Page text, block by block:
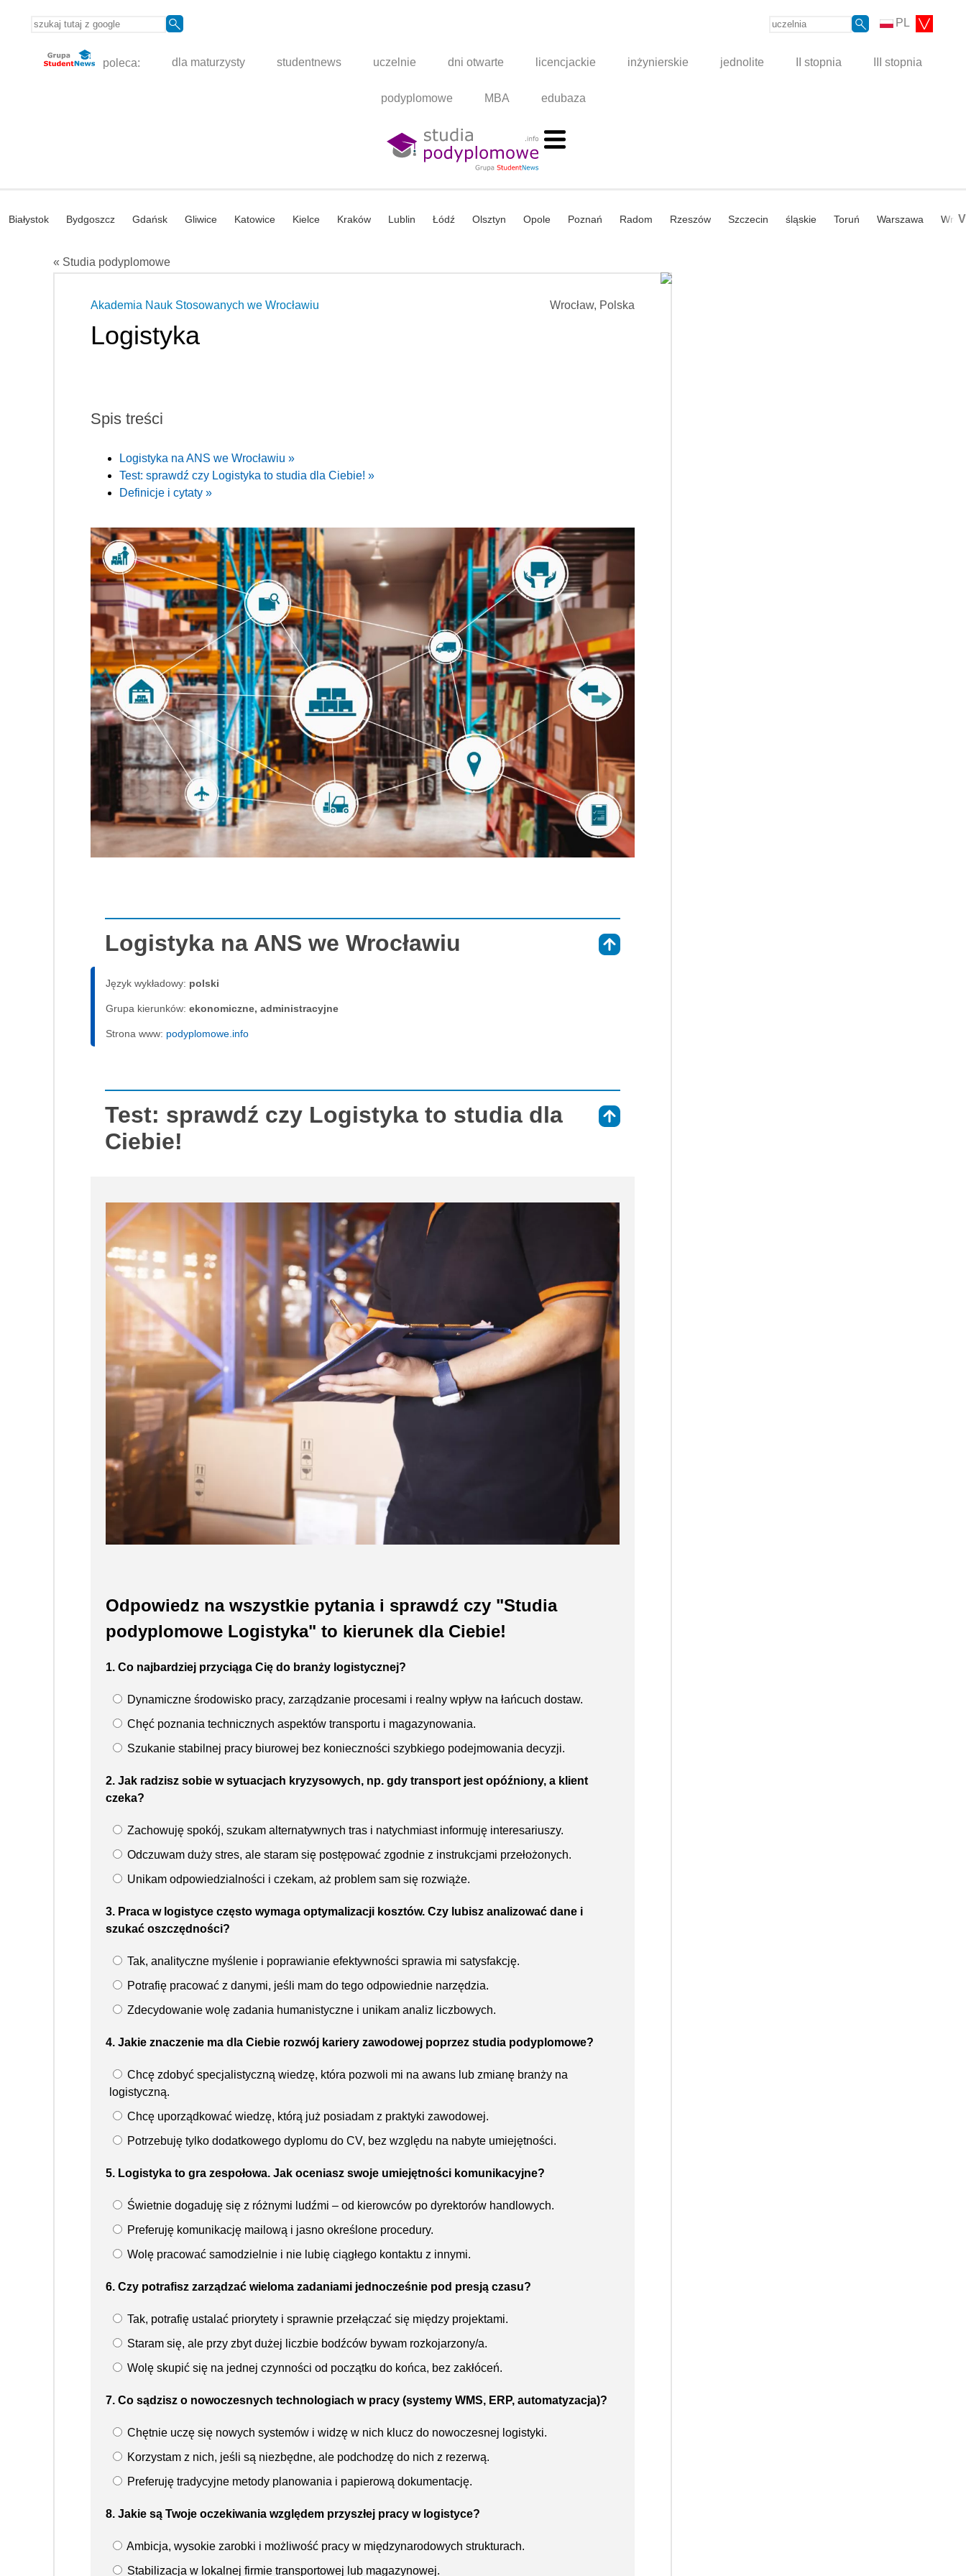
PL
poleca: dla maturzysty studentnews uczelnie dni otwarte licencjackie inżynierskie jednolite II stopnia III stopnia
podyplomowe MBA edubaza
Białystok Bydgoszcz Gdańsk Gliwice Katowice Kielce Kraków Lublin Łódź Olsztyn Opole Poznań Radom Rzeszów Szczecin śląskie Toruń Warszawa V
« Studia podyplomowe
Wrocław, Polska
Akademia Nauk Stosowanych we Wrocławiu
Logistyka
Spis treści
Logistyka na ANS we Wrocławiu »
Test: sprawdź czy Logistyka to studia dla Ciebie! »
Definicje i cytaty »
Logistyka na ANS we Wrocławiu
Język wykładowy: polski
Grupa kierunków: ekonomiczne, administracyjne
Strona www: podyplomowe.info
Test: sprawdź czy Logistyka to studia dla
Ciebie!
Odpowiedz na wszystkie pytania i sprawdź czy "Studia
podyplomowe Logistyka" to kierunek dla Ciebie!
1. Co najbardziej przyciąga Cię do branży logistycznej?
Dynamiczne środowisko pracy, zarządzanie procesami i realny wpływ na łańcuch dostaw.
Chęć poznania technicznych aspektów transportu i magazynowania.
Szukanie stabilnej pracy biurowej bez konieczności szybkiego podejmowania decyzji.
2. Jak radzisz sobie w sytuacjach kryzysowych, np. gdy transport jest opóźniony, a klient
czeka?
Zachowuję spokój, szukam alternatywnych tras i natychmiast informuję interesariuszy.
Odczuwam duży stres, ale staram się postępować zgodnie z instrukcjami przełożonych.
Unikam odpowiedzialności i czekam, aż problem sam się rozwiąże.
3. Praca w logistyce często wymaga optymalizacji kosztów. Czy lubisz analizować dane i
szukać oszczędności?
Tak, analityczne myślenie i poprawianie efektywności sprawia mi satysfakcję.
Potrafię pracować z danymi, jeśli mam do tego odpowiednie narzędzia.
Zdecydowanie wolę zadania humanistyczne i unikam analiz liczbowych.
4. Jakie znaczenie ma dla Ciebie rozwój kariery zawodowej poprzez studia podyplomowe?
Chcę zdobyć specjalistyczną wiedzę, która pozwoli mi na awans lub zmianę branży na
logistyczną.
Chcę uporządkować wiedzę, którą już posiadam z praktyki zawodowej.
Potrzebuję tylko dodatkowego dyplomu do CV, bez względu na nabyte umiejętności.
5. Logistyka to gra zespołowa. Jak oceniasz swoje umiejętności komunikacyjne?
Świetnie dogaduję się z różnymi ludźmi – od kierowców po dyrektorów handlowych.
Preferuję komunikację mailową i jasno określone procedury.
Wolę pracować samodzielnie i nie lubię ciągłego kontaktu z innymi.
6. Czy potrafisz zarządzać wieloma zadaniami jednocześnie pod presją czasu?
Tak, potrafię ustalać priorytety i sprawnie przełączać się między projektami.
Staram się, ale przy zbyt dużej liczbie bodźców bywam rozkojarzony/a.
Wolę skupić się na jednej czynności od początku do końca, bez zakłóceń.
7. Co sądzisz o nowoczesnych technologiach w pracy (systemy WMS, ERP, automatyzacja)?
Chętnie uczę się nowych systemów i widzę w nich klucz do nowoczesnej logistyki.
Korzystam z nich, jeśli są niezbędne, ale podchodzę do nich z rezerwą.
Preferuję tradycyjne metody planowania i papierową dokumentację.
8. Jakie są Twoje oczekiwania względem przyszłej pracy w logistyce?
Ambicja, wysokie zarobki i możliwość pracy w międzynarodowych strukturach.
Stabilizacja w lokalnej firmie transportowej lub magazynowej.